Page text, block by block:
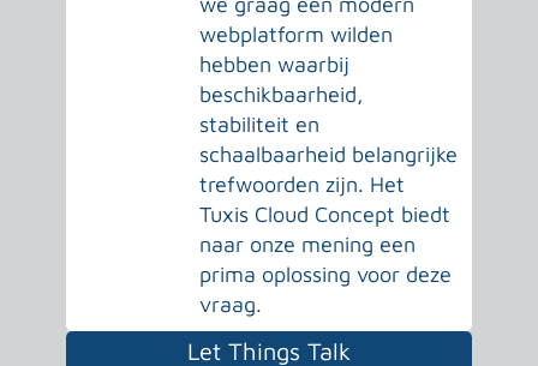
webplatform wilden
hebben waarbij
beschikbaarheid,
stabiliteit en
schaalbaarheid belangrijke
trefwoorden zijn. Het
Tuxis Cloud Concept biedt
naar onze mening een
prima oplossing voor deze
vraag.
Let Things Talk